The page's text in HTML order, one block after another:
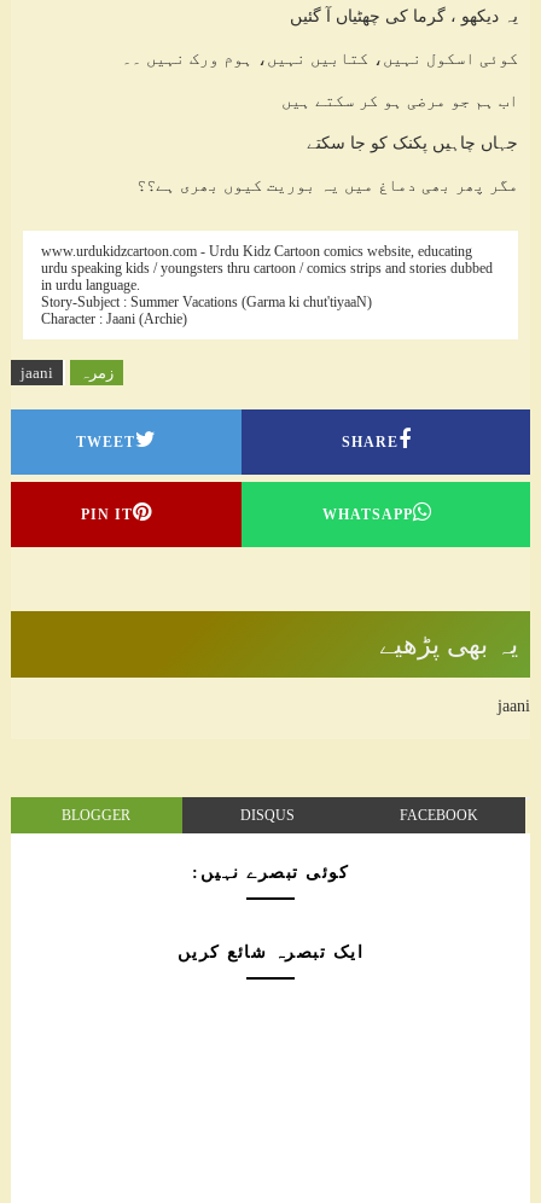
یہ دیکھو ، گرما کی چھٹیاں آ گئیں
کوئی اسکول نہیں، کتابیں نہیں، ہوم ورک نہیں ۔۔
اب ہم جو مرضی ہو کر سکتے ہیں
جہاں چاہیں پکنک کو جا سکتے
مگر پھر بھی دماغ میں یہ بوریت کیوں بھری ہے؟؟
www.urdukidzcartoon.com - Urdu Kidz Cartoon comics website, educating
urdu speaking kids / youngsters thru cartoon / comics strips and stories dubbed
in urdu language.
Story-Subject : Summer Vacations (Garma ki chut'tiyaaN)
Character : Jaani (Archie)
زمرہ jaani
TWEET SHARE
PIN IT WHATSAPP
یہ بھی پڑھیے
jaani
BLOGGER DISQUS FACEBOOK
کوئی تبصرے نہیں:
ایک تبصرہ شائع کریں